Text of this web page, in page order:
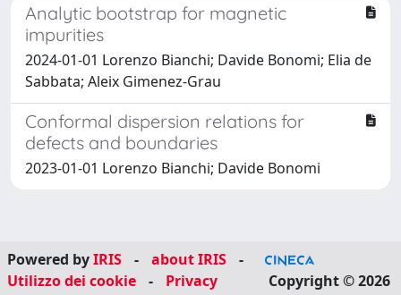
Analytic bootstrap for magnetic
impurities
2024-01-01 Lorenzo Bianchi; Davide Bonomi; Elia de
Sabbata; Aleix Gimenez-Grau
Conformal dispersion relations for
defects and boundaries
2023-01-01 Lorenzo Bianchi; Davide Bonomi
Powered byIRIS - about IRIS
-
Utilizzo dei cookie
- Privacy Copyright © 2026